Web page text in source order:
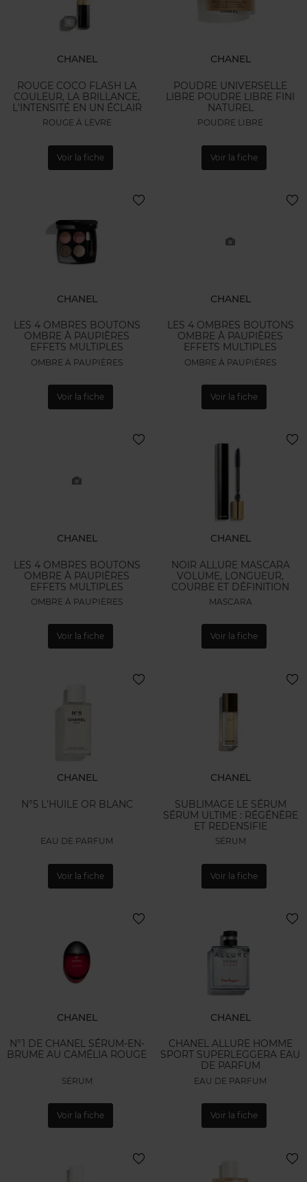
CHANEL
ROUGE COCO FLASH LA
COULEUR, LA BRILLANCE,
L'INTENSITÉ EN UN ÉCLAIR
ROUGE À LÈVRE
Voir la fiche
CHANEL
POUDRE UNIVERSELLE
LIBRE POUDRE LIBRE FINI
NATUREL
POUDRE LIBRE
Voir la fiche
CHANEL
LES 4 OMBRES BOUTONS
OMBRE À PAUPIÈRES
EFFETS MULTIPLES
OMBRE À PAUPIÈRES
Voir la fiche
CHANEL
LES 4 OMBRES BOUTONS
OMBRE À PAUPIÈRES
EFFETS MULTIPLES
OMBRE À PAUPIÈRES
Voir la fiche
CHANEL
LES 4 OMBRES BOUTONS
OMBRE À PAUPIÈRES
EFFETS MULTIPLES
OMBRE À PAUPIÈRES
Voir la fiche
CHANEL
NOIR ALLURE MASCARA
VOLUME, LONGUEUR,
COURBE ET DÉFINITION
MASCARA
Voir la fiche
CHANEL
N°5 L'HUILE OR BLANC
EAU DE PARFUM
Voir la fiche
CHANEL
SUBLIMAGE LE SÉRUM
SÉRUM ULTIME : RÉGÉNÈRE
ET REDENSIFIE
SÉRUM
Voir la fiche
CHANEL
N°1 DE CHANEL SÉRUM-EN-
BRUME AU CAMÉLIA ROUGE
SÉRUM
Voir la fiche
CHANEL
CHANEL ALLURE HOMME
SPORT SUPERLEGGERA EAU
DE PARFUM
EAU DE PARFUM
Voir la fiche